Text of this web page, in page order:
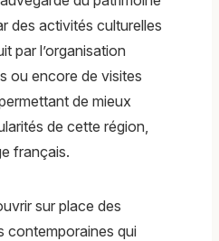
des activités culturelles
par l’organisation
ou encore de visites
de mieux
de cette région,
français.
sur place des
contemporaines qui